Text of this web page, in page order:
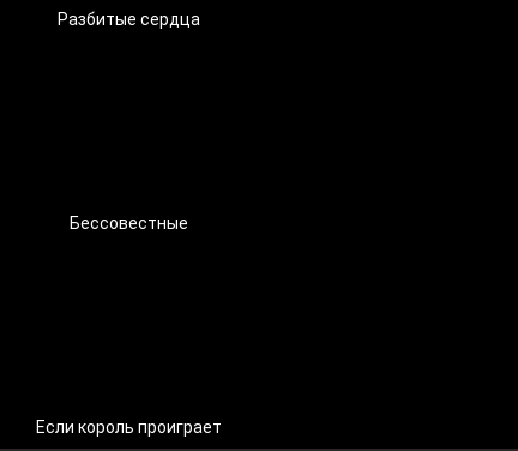
Разбитые сердца
Бессовестные
Если король проиграет